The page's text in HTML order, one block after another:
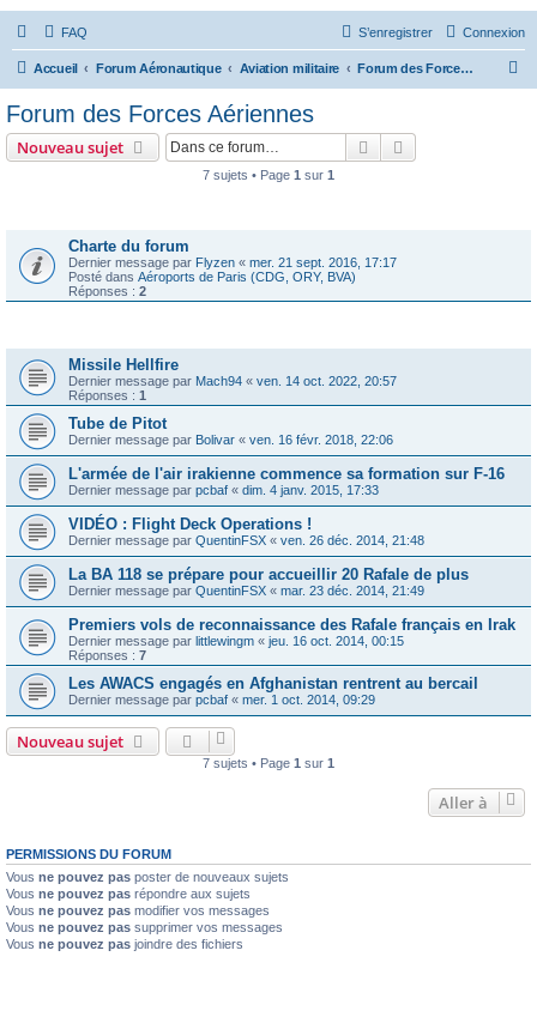
FAQ Connexion
S’enregistrer
Accueil Forum Aéronautique Aviation militaire Forum des Forces Aériennes
Forum des Forces Aériennes
Nouveau sujet Rechercher
7 sujets • Page 1 sur 1
Charte du forum
Dernier message par Flyzen « mer. 21 sept. 2016, 17:17
Posté dans Aéroports de Paris (CDG, ORY, BVA)
Réponses : 2
Missile Hellfire
Dernier message par Mach94 « ven. 14 oct. 2022, 20:57
Réponses : 1
Tube de Pitot
Dernier message par Bolivar « ven. 16 févr. 2018, 22:06
L'armée de l'air irakienne commence sa formation sur F-16
Dernier message par pcbaf « dim. 4 janv. 2015, 17:33
VIDÉO : Flight Deck Operations !
Dernier message par QuentinFSX « ven. 26 déc. 2014, 21:48
La BA 118 se prépare pour accueillir 20 Rafale de plus
Dernier message par QuentinFSX « mar. 23 déc. 2014, 21:49
Premiers vols de reconnaissance des Rafale français en Irak
Dernier message par littlewingm « jeu. 16 oct. 2014, 00:15
Réponses : 7
Les AWACS engagés en Afghanistan rentrent au bercail
Dernier message par pcbaf « mer. 1 oct. 2014, 09:29
Nouveau sujet
7 sujets • Page 1 sur 1
Aller à
PERMISSIONS DU FORUM
Vous ne pouvez pas poster de nouveaux sujets
Vous ne pouvez pas répondre aux sujets
Vous ne pouvez pas modifier vos messages
Vous ne pouvez pas supprimer vos messages
Vous ne pouvez pas joindre des fichiers